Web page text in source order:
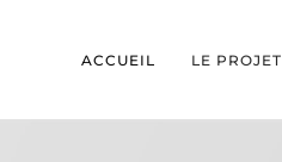
ACCUEIL LE PROJET